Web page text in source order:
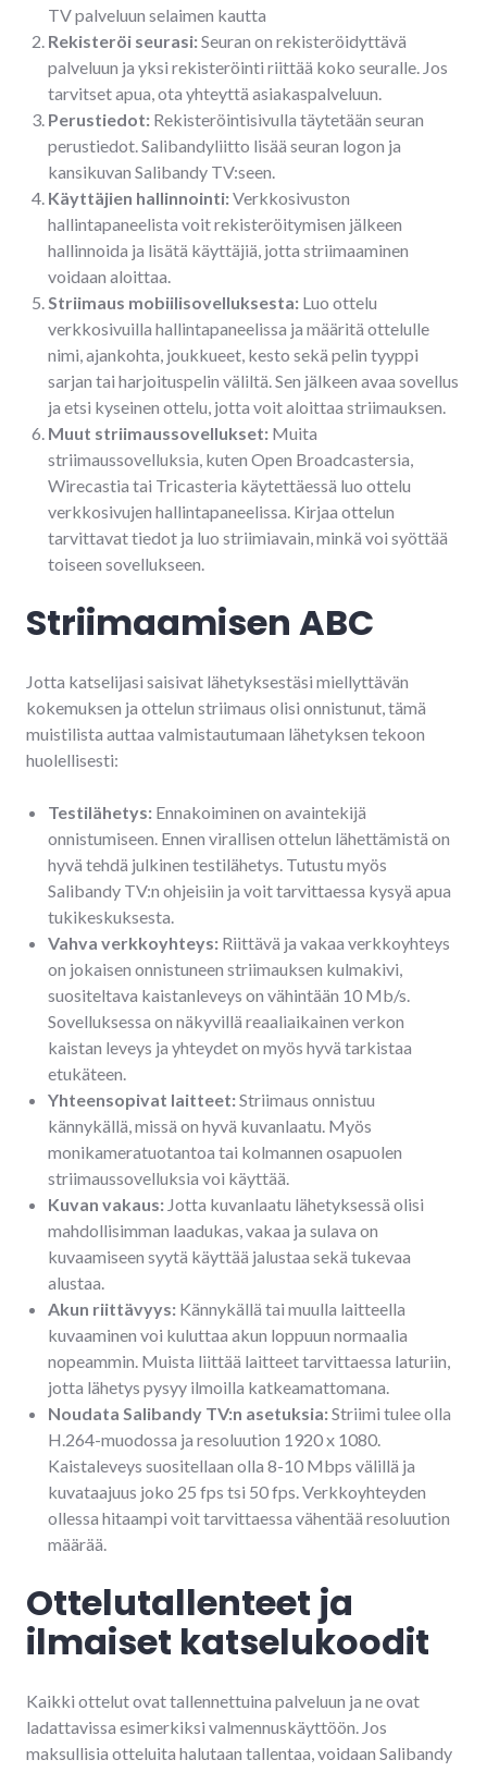
TV palveluun selaimen kautta
Rekisteröi seurasi:Seuran on rekisteröidyttävä
palveluun ja yksi rekisteröinti riittää koko seuralle. Jos
tarvitset apua, ota yhteyttä asiakaspalveluun.
Perustiedot: Rekisteröintisivulla täytetään seuran
perustiedot. Salibandyliitto lisää seuran logon ja
kansikuvan Salibandy TV:seen.
Käyttäjien hallinnointi:Verkkosivuston
hallintapaneelista voit rekisteröitymisen jälkeen
hallinnoida ja lisätä käyttäjiä, jotta striimaaminen
voidaan aloittaa.
Striimaus mobiilisovelluksesta: Luo ottelu
verkkosivuilla hallintapaneelissa ja määritä ottelulle
nimi, ajankohta, joukkueet, kesto sekä pelin tyyppi
sarjan tai harjoituspelin väliltä. Sen jälkeen avaa sovellus
ja etsi kyseinen ottelu, jotta voit aloittaa striimauksen.
Muut striimaussovellukset: Muita
striimaussovelluksia, kuten Open Broadcastersia,
Wirecastia tai Tricasteria käytettäessä luo ottelu
verkkosivujen hallintapaneelissa. Kirjaa ottelun
tarvittavat tiedot ja luo striimiavain, minkä voi syöttää
toiseen sovellukseen.
Striimaamisen ABC
Jotta katselijasi saisivat lähetyksestäsi miellyttävän
kokemuksen ja ottelun striimaus olisi onnistunut, tämä
muistilista auttaa valmistautumaan lähetyksen tekoon
huolellisesti:
Testilähetys: Ennakoiminen on avaintekijä
onnistumiseen. Ennen virallisen ottelun lähettämistä on
hyvä tehdä julkinen testilähetys. Tutustu myös
Salibandy TV:n ohjeisiin ja voit tarvittaessa kysyä apua
tukikeskuksesta.
Vahva verkkoyhteys: Riittävä ja vakaa verkkoyhteys
on jokaisen onnistuneen striimauksen kulmakivi,
suositeltava kaistanleveys on vähintään 10 Mb/s.
Sovelluksessa on näkyvillä reaaliaikainen verkon
kaistan leveys ja yhteydet on myös hyvä tarkistaa
etukäteen.
Yhteensopivat laitteet:Striimaus onnistuu
kännykällä, missä on hyvä kuvanlaatu. Myös
monikameratuotantoa tai kolmannen osapuolen
striimaussovelluksia voi käyttää.
Kuvan vakaus: Jotta kuvanlaatu lähetyksessä olisi
mahdollisimman laadukas, vakaa ja sulava on
kuvaamiseen syytä käyttää jalustaa sekä tukevaa
alustaa.
Akun riittävyys: Kännykällä tai muulla laitteella
kuvaaminen voi kuluttaa akun loppuun normaalia
nopeammin. Muista liittää laitteet tarvittaessa laturiin,
jotta lähetys pysyy ilmoilla katkeamattomana.
Noudata Salibandy TV:n asetuksia:Striimi tulee olla
H.264-muodossa ja resoluution 1920 x 1080.
Kaistaleveys suositellaan olla 8-10 Mbps välillä ja
kuvataajuus joko 25 fps tsi 50 fps. Verkkoyhteyden
ollessa hitaampi voit tarvittaessa vähentää resoluution
määrää.
Ottelutallenteet ja
ilmaiset katselukoodit
Kaikki ottelut ovat tallennettuina palveluun ja ne ovat
ladattavissa esimerkiksi valmennuskäyttöön. Jos
maksullisia otteluita halutaan tallentaa, voidaan Salibandy